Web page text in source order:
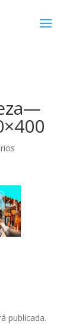
publicada.